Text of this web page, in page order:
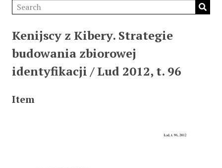
Kenijscy z Kibery. Strategie
budowania zbiorowej
identyfikacji / Lud 2012, t. 96
Item